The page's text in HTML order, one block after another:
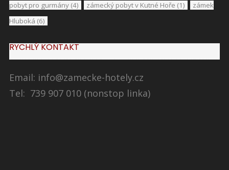
pobyt pro gurmány (4) zámecký pobyt v Kutné Hoře (1)
zámek
Hluboká (6)
RYCHLÝ KONTAKT
Email: info@zamecke-hotely.cz
Tel: 739 907 010 (nonstop linka)